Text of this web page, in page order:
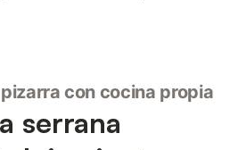
con cocina propia
serrana